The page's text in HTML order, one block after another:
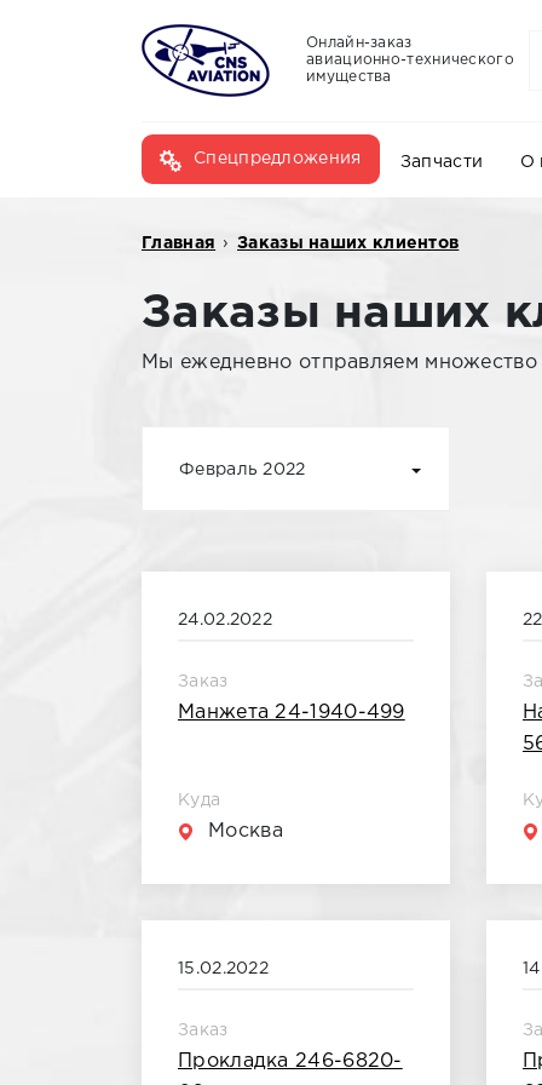
Онлайн-заказ
авиационно-технического
имущества
Спецпредложения Запчасти О
Главная › Заказы наших клиентов
Заказы наших
Мы ежедневно отправляем множество
Февраль 2022
Сентябрь 2020
Ноябрь 2020
Декабрь 2020
Июль 2020
24.02.2022
Заказ
Манжета 24-1940-499
Куда
Москва
15.02.2022
Заказ
Прокладка 246-6820-